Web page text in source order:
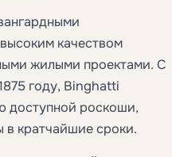
качеством
жилыми проектами. С
году, Binghatti
доступной роскоши,
в кратчайшие сроки.